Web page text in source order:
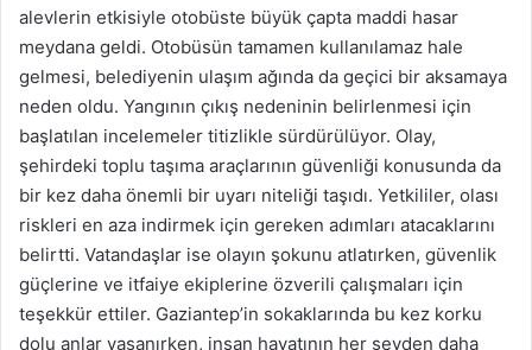
alevlerin etkisiyle otobüste büyük çapta maddi hasar
meydana geldi. Otobüsün tamamen kullanılamaz hale
gelmesi, belediyenin ulaşım ağında da geçici bir aksamaya
neden oldu. Yangının çıkış nedeninin belirlenmesi için
başlatılan incelemeler titizlikle sürdürülüyor. Olay,
şehirdeki toplu taşıma araçlarının güvenliği konusunda da
bir kez daha önemli bir uyarı niteliği taşıdı. Yetkililer, olası
riskleri en aza indirmek için gereken adımları atacaklarını
belirtti. Vatandaşlar ise olayın şokunu atlatırken, güvenlik
güçlerine ve itfaiye ekiplerine özverili çalışmaları için
teşekkür ettiler. Gaziantep’in sokaklarında bu kez korku
dolu anlar yaşanırken, insan hayatının her şeyden daha